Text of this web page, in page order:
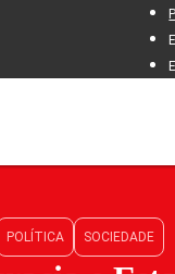
POLÍTICA SOCIEDADE